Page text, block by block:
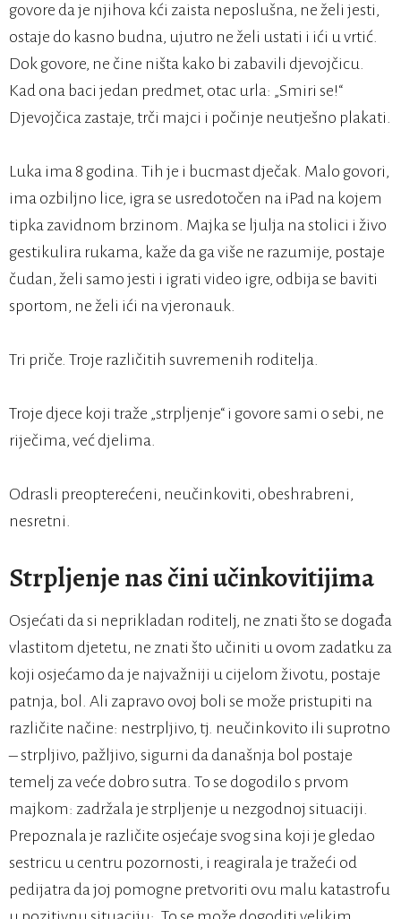
govore da je njihova kći zaista neposlušna, ne želi jesti,
ostaje do kasno budna, ujutro ne želi ustati i ići u vrtić.
Dok govore, ne čine ništa kako bi zabavili djevojčicu.
Kad ona baci jedan predmet, otac urla: „Smiri se!“
Djevojčica zastaje, trči majci i počinje neutješno plakati.
Luka ima 8 godina. Tih je i bucmast dječak. Malo govori,
ima ozbiljno lice, igra se usredotočen na iPad na kojem
tipka zavidnom brzinom. Majka se ljulja na stolici i živo
gestikulira rukama, kaže da ga više ne razumije, postaje
čudan, želi samo jesti i igrati video igre, odbija se baviti
sportom, ne želi ići na vjeronauk.
Tri priče. Troje različitih suvremenih roditelja.
Troje djece koji traže „strpljenje“ i govore sami o sebi, ne
riječima, već djelima.
Odrasli preopterećeni, neučinkoviti, obeshrabreni,
nesretni.
Strpljenje nas čini učinkovitijima
Osjećati da si neprikladan roditelj, ne znati što se događa
vlastitom djetetu, ne znati što učiniti u ovom zadatku za
koji osjećamo da je najvažniji u cijelom životu, postaje
patnja, bol. Ali zapravo ovoj boli se može pristupiti na
različite načine: nestrpljivo, tj. neučinkovito ili suprotno
– strpljivo, pažljivo, sigurni da današnja bol postaje
temelj za veće dobro sutra. To se dogodilo s prvom
majkom: zadržala je strpljenje u nezgodnoj situaciji.
Prepoznala je različite osjećaje svog sina koji je gledao
sestricu u centru pozornosti, i reagirala je tražeći od
pedijatra da joj pomogne pretvoriti ovu malu katastrofu